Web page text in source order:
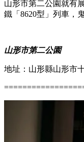
山形市第二公園就有
鐵「 8620型 」列車，
山形市第二公園
地址：山形縣山形市